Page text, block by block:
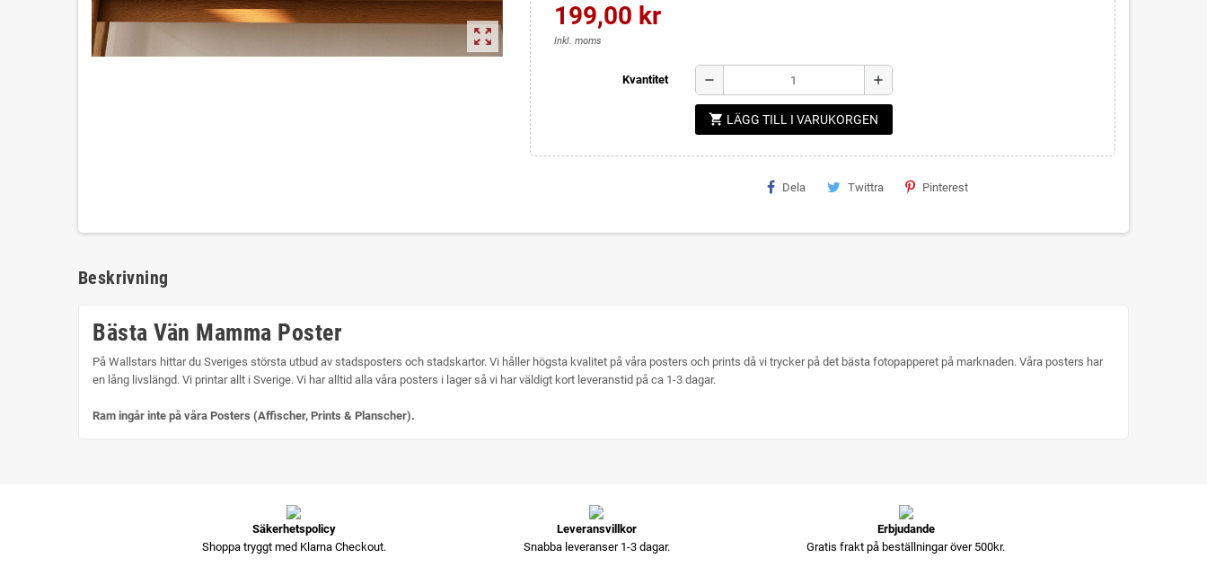
zoom_out_map
199,00 kr
Inkl. moms
Kvantitet remove add
shopping_cart LÄGG TILL I VARUKORGEN
Dela Twittra Pinterest
Beskrivning
Bästa Vän Mamma Poster
På Wallstars hittar du Sveriges största utbud av stadsposters och stadskartor. Vi håller högsta kvalitet på våra posters och prints då vi trycker på det bästa fotopapperet på marknaden. Våra posters har
en lång livslängd. Vi printar allt i Sverige. Vi har alltid alla våra posters i lager så vi har väldigt kort leveranstid på ca 1-3 dagar.
Ram ingår inte på våra Posters (Affischer, Prints & Planscher).
Säkerhetspolicy
Shoppa tryggt med Klarna Checkout.
Leveransvillkor
Snabba leveranser 1-3 dagar.
Erbjudande
Gratis frakt på beställningar över 500kr.